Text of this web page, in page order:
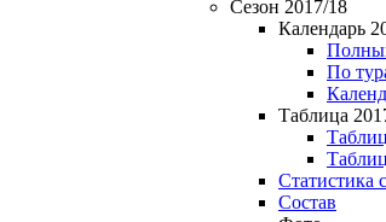
Сезон 2017/18
Календарь
По
Таблица
Статистика
Состав